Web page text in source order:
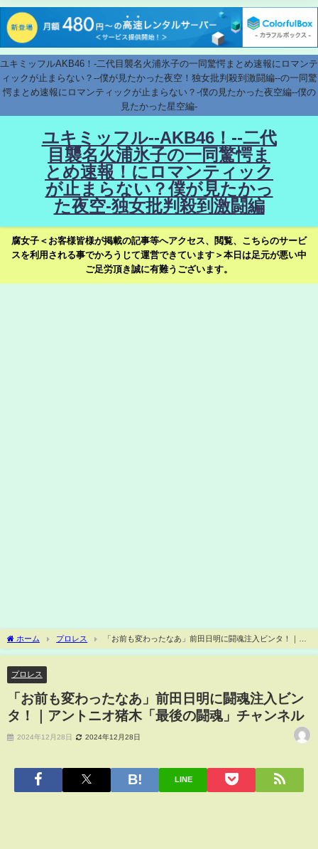
ユキミッフルAKB46！-二代目襲名火浦氷子の一同驚愕まとめ速報にロマンテ
ィックが止まらない？--僕が見たかった夜空！独女批判殺到激闘編--の一同驚
愕まとめ速報にロマンティックが止まらない？-僕の見たかった夜空編--僕の
見たかった星空編-
ユキミッフル--AKB46！--二代
目襲名火浦氷子の一同驚愕ま
とめ速報！にロマンティック
が止まらない？僕が見たかっ
た夜空-独女批判殺到激闘編
腐女子＜お客様皆様が掲載の記事等へアクセス、閲覧、こちらのサービ
スを利用される事でかろうじて運営できています＞本日は足元が悪い中
ご足労頂き誠に有難うございます。
ホーム プロレス
「お前も変わったなあ」前田日明に闘魂注入ビンタ！｜ア
ントニオ猪木「最後の闘魂」チャンネル
プロレス
「お前も変わったなあ」前田日明に闘魂注入ビン
タ！｜アントニオ猪木「最後の闘魂」チャンネル
2024年12月28日 2024年12月28日
LINE